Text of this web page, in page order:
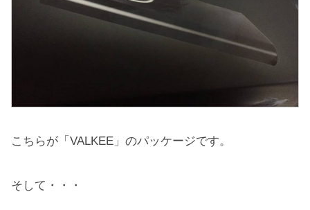
こちらが「VALKEE」のパッケージです。
そして・・・